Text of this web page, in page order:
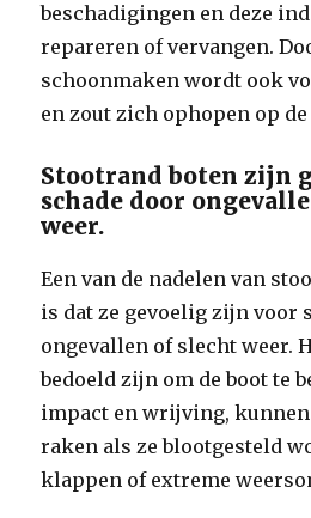
beschadigingen en deze
repareren of vervangen.
schoonmaken wordt ook
en zout zich ophopen op
Stootrand boten zijn
schade door
weer.
Een van de nadelen van
is dat ze gevoelig zijn voor
ongevallen of slecht weer.
bedoeld zijn om de boot te
impact en wrijving, kunnen
raken als ze blootgesteld
klappen of extreme